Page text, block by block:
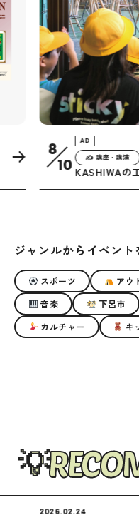
8
10
AD
✍ 講座・講演
KASHIWAの
ジャンルからイベント
スポーツ アウ
音楽
下呂市
カルチャー
キ